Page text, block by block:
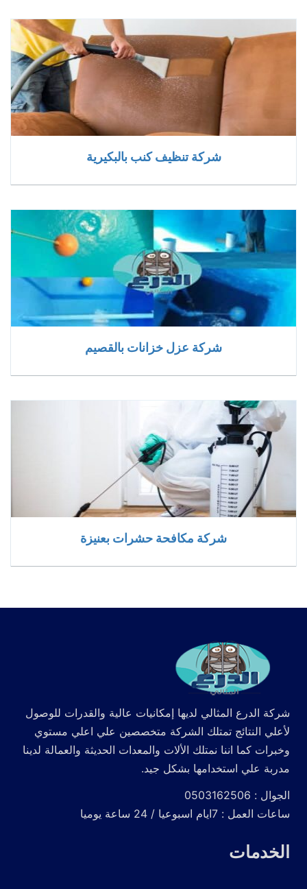
شركة تنظيف كنب بالبكيرية
شركة عزل خزانات بالقصيم
شركة مكافحة حشرات بعنيزة
شركة الدرع المثالي لديها إمكانيات عالية والقدرات للوصول
لأعلي النتائج تمتلك الشركة متخصصين علي اعلي مستوي
وخبرات كما اننا نمتلك الألات والمعدات الحديثة والعمالة لدينا
مدربة علي استخدامها بشكل جيد.
الجوال : 0503162506
ساعات العمل : 7ايام اسبوعيا / 24 ساعة يوميا
الخدمات